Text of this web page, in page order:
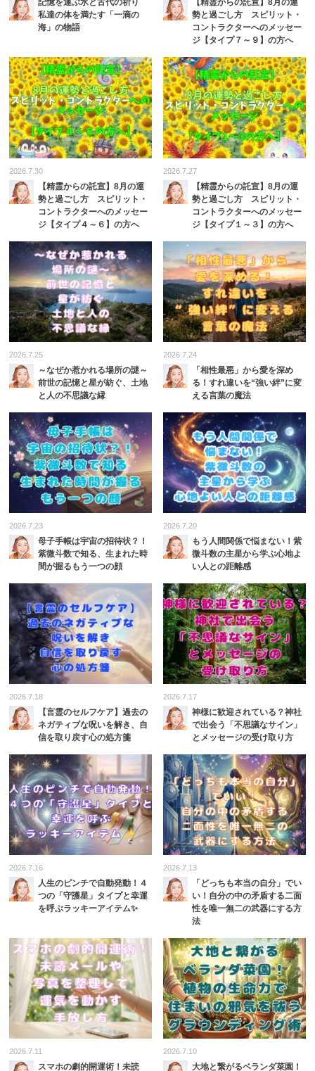
記憶を運ぶ水と古代の祈り
私達の体を満たす「一滴の
海」の物語
【精霊からの託宣】8月の運
勢と過ごし方 スピリット・
コントラクターへのメッセー
ジ【タイプ７～９】の方へ
2026.7.30
【精霊からの託宣】8月の運
勢と過ごし方 スピリット・
コントラクターへのメッセー
ジ【タイプ４～６】の方へ
2026.7.27
【精霊からの託宣】8月の運
勢と過ごし方 スピリット・
コントラクターへのメッセー
ジ【タイプ１～３】の方へ
2026.7.25
～なぜか惹かれる場所の謎～
前世の記憶と星が紡ぐ、土地
と人の不思議な縁
2026.7.24
「相性最悪」から愛を深め
る！すれ違いを“強い絆”に変
える言葉の魔法
2026.7.23
母子手帳は宇宙の招待状？！
紫微斗数で知る、生まれた時
間が握るもう一つの顔
2026.7.20
もう人間関係で悩まない！紫
微斗数の主星から学ぶ心地よ
い人との距離感
2026.7.18
【言霊のセルフケア】過去の
ネガティブな呪いを解き、自
信を取り戻す心の処方箋
2026.7.17
神様に歓迎されている？神社
で出会う「不思議なサイン」
とメッセージの受け取り方
2026.7.16
人生のピンチで自動発動！４
つの「守護星」タイプと幸運
を呼ぶラッキーアイテム✨
2026.7.13
「どっちも本当の自分」でい
い！自分の中の矛盾する二面
性を唯一無二の武器にする方
法
2026.7.11
スマホの劇的開運術！未読
2026.7.10
大地と繋がるベランダ菜園！